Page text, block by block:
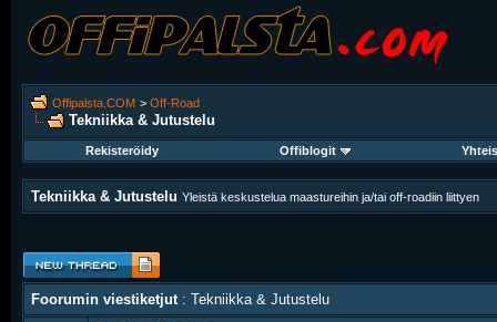
Offipalsta.COM > Off-Road
Tekniikka & Jutustelu
Rekisteröidy Offiblogit
Tekniikka & Jutustelu Yleistä keskustelua maastureihin ja/tai off-roadiin liittyen
Foorumin viestiketjut: Tekniikka & Jutustelu